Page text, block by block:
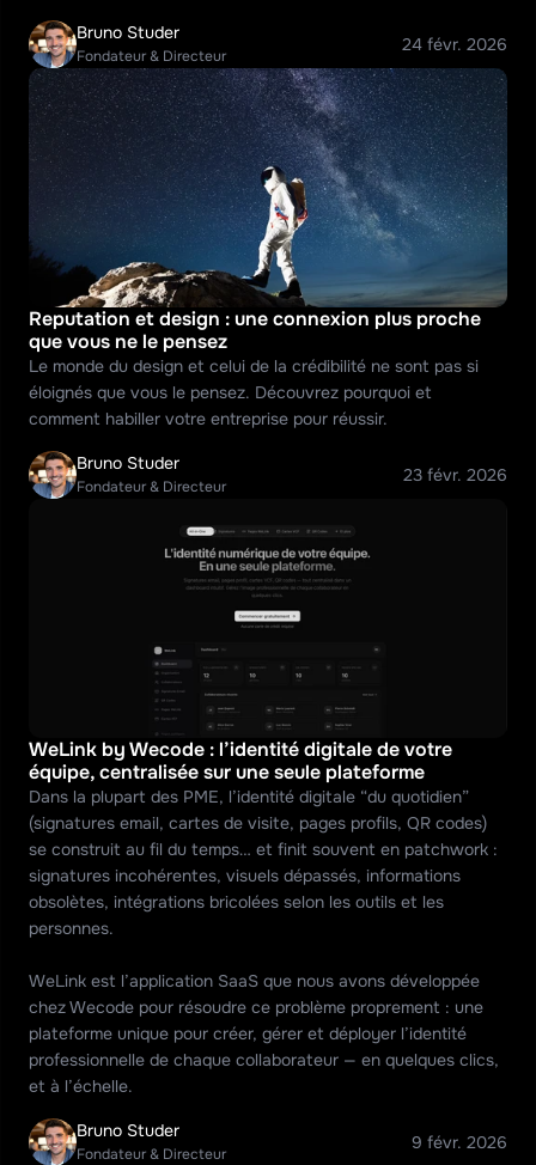
Bruno Studer
Fondateur & Directeur
24 févr. 2026
Reputation et design : une connexion plus proche
que vous ne le pensez
Le monde du design et celui de la crédibilité ne sont pas si
éloignés que vous le pensez. Découvrez pourquoi et
comment habiller votre entreprise pour réussir.
Bruno Studer
Fondateur & Directeur
23 févr. 2026
WeLink by Wecode : l’identité digitale de votre
équipe, centralisée sur une seule plateforme
Dans la plupart des PME, l’identité digitale “du quotidien”
(signatures email, cartes de visite, pages profils, QR codes)
se construit au fil du temps… et finit souvent en patchwork :
signatures incohérentes, visuels dépassés, informations
obsolètes, intégrations bricolées selon les outils et les
personnes.
WeLink est l’application SaaS que nous avons développée
chez Wecode pour résoudre ce problème proprement : une
plateforme unique pour créer, gérer et déployer l’identité
professionnelle de chaque collaborateur — en quelques clics,
et à l’échelle.
Bruno Studer
Fondateur & Directeur
9 févr. 2026